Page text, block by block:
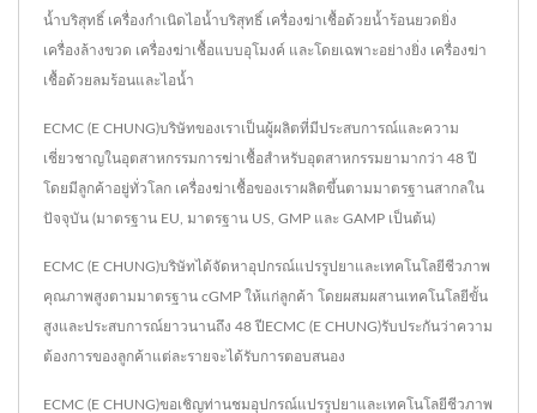
น้ำบริสุทธิ์ เครื่องกำเนิดไอน้ำบริสุทธิ์ เครื่องฆ่าเชื้อด้วยน้ำร้อนยวดยิ่ง
เครื่องล้างขวด เครื่องฆ่าเชื้อแบบอุโมงค์ และโดยเฉพาะอย่างยิ่ง เครื่องฆ่า
เชื้อด้วยลมร้อนและไอน้ำ
ECMC (E CHUNG)บริษัทของเราเป็นผู้ผลิตที่มีประสบการณ์และความ
เชี่ยวชาญในอุตสาหกรรมการฆ่าเชื้อสำหรับอุตสาหกรรมยามากว่า 48 ปี
โดยมีลูกค้าอยู่ทั่วโลก เครื่องฆ่าเชื้อของเราผลิตขึ้นตามมาตรฐานสากลใน
ปัจจุบัน (มาตรฐาน EU, มาตรฐาน US, GMP และ GAMP เป็นต้น)
ECMC (E CHUNG)บริษัทได้จัดหาอุปกรณ์แปรรูปยาและเทคโนโลยีชีวภาพ
คุณภาพสูงตามมาตรฐาน cGMP ให้แก่ลูกค้า โดยผสมผสานเทคโนโลยีขั้น
สูงและประสบการณ์ยาวนานถึง 48 ปีECMC (E CHUNG)รับประกันว่าความ
ต้องการของลูกค้าแต่ละรายจะได้รับการตอบสนอง
ECMC (E CHUNG)ขอเชิญท่านชมอุปกรณ์แปรรูปยาและเทคโนโลยีชีวภาพ